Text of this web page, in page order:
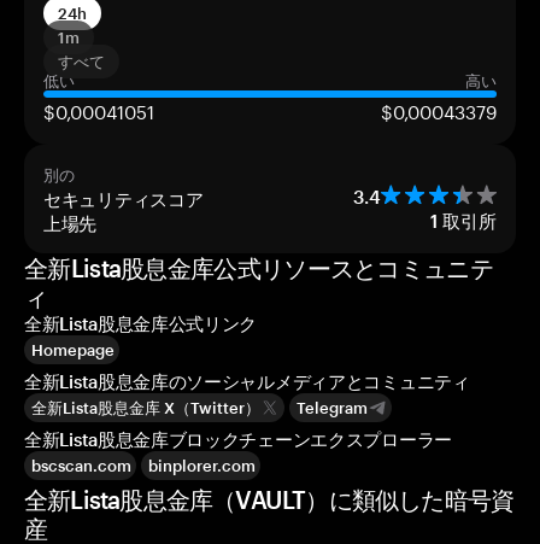
24h
1m
すべて
低い
高い
$0,00041051 $0,00043379
別の
セキュリティスコア 3.4
上場先 1 取引所
全新Lista股息金库公式リソースとコミュニテ
ィ
全新Lista股息金库公式リンク
Homepage
全新Lista股息金库のソーシャルメディアとコミュニティ
全新Lista股息金库 X（Twitter） Telegram
全新Lista股息金库ブロックチェーンエクスプローラー
bscscan.com binplorer.com
全新Lista股息金库（VAULT）に類似した暗号資
産